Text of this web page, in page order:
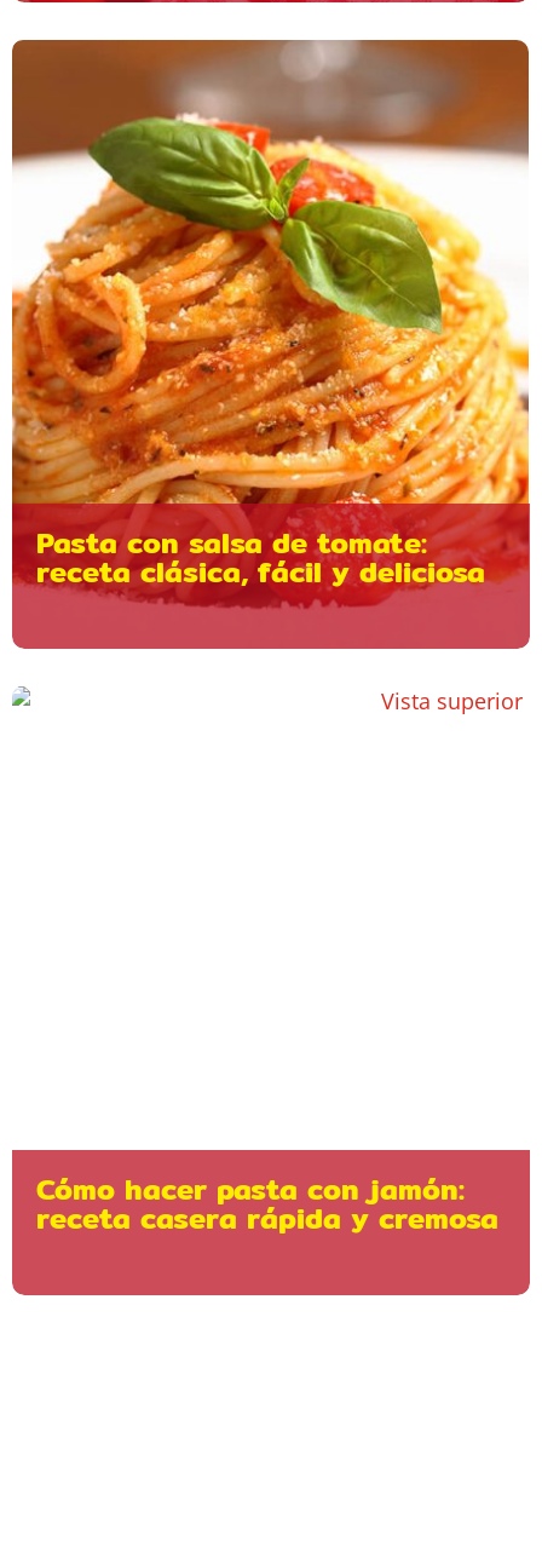
Pasta con salsa de tomate:
receta clásica, fácil y deliciosa
Cómo hacer pasta con jamón:
receta casera rápida y cremosa